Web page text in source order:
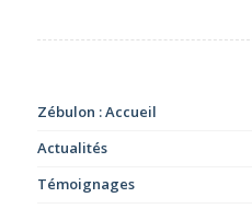
Zébulon : Accueil
Actualités
Témoignages